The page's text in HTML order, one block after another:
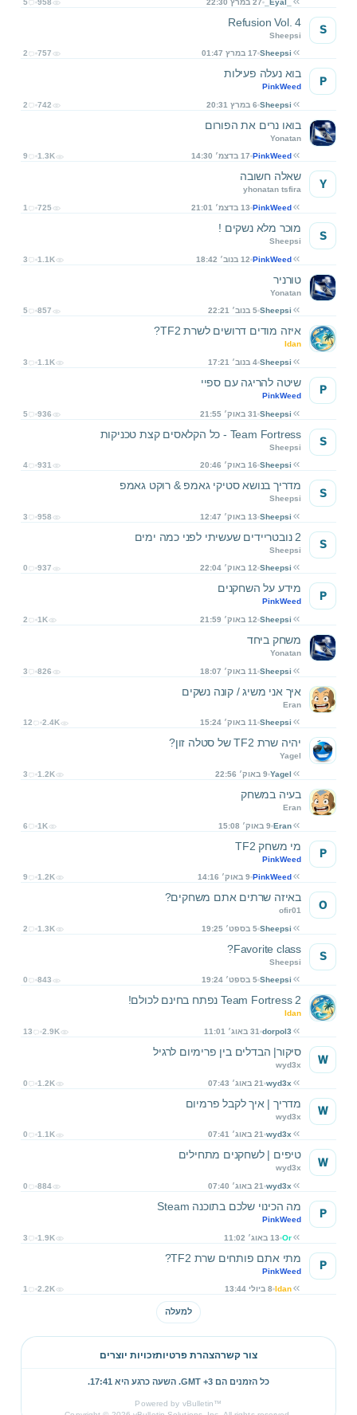
Refusion Vol. 4
Sheepsi
Sheepsi 17 במרץ 01:47 2 757
S
בוא נעלה פעילות
PinkWeed
Sheepsi 6 במרץ 20:31 2 742
P
בואו נרים את הפורום
Yonatan
PinkWeed 17 בדצמ׳ 14:30 9 1.3K
שאלה חשובה
yhonatan tsfira
PinkWeed 13 בדצמ׳ 21:01 1 725
Y
מוכר מלא נשקים !
Sheepsi
PinkWeed 12 בנוב׳ 18:42 3 1.1K
S
טורניר
Yonatan
Sheepsi 5 בנוב׳ 22:21 5 857
איזה מודים דרושים לשרת TF2?
Idan
Sheepsi 4 בנוב׳ 17:21 3 1.1K
שיטה להריגה עם ספיי
PinkWeed
Sheepsi 31 באוק׳ 21:55 5 936
P
Team Fortress - כל הקלאסים קצת טכניקות
Sheepsi
Sheepsi 16 באוק׳ 20:46 4 931
S
מדריך בנושא סטיקי גאמפ & רוקט גאמפ
Sheepsi
Sheepsi 13 באוק׳ 12:47 3 958
S
2 נובטריידים שעשיתי לפני כמה ימים
Sheepsi
Sheepsi 12 באוק׳ 22:04 0 937
S
מידע על השחקנים
PinkWeed
Sheepsi 12 באוק׳ 21:59 2 1K
P
משחק ביחד
Yonatan
Sheepsi 11 באוק׳ 18:07 3 826
איך אני משיג / קונה נשקים
Eran
Sheepsi 11 באוק׳ 15:24 12 2.4K
יהיה שרת TF2 של סטלה זון?
Yagel
Yagel 9 באוק׳ 22:56 3 1.2K
בעיה במשחק
Eran
Eran 9 באוק׳ 15:08 6 1K
מי משחק TF2
PinkWeed
PinkWeed 9 באוק׳ 14:16 9 1.2K
P
באיזה שרתים אתם משחקים?
ofir01
Sheepsi 5 בספט׳ 19:25 2 1.3K
O
Favorite class?
Sheepsi
Sheepsi 5 בספט׳ 19:24 0 843
S
Team Fortress 2 נפתח בחינם לכולם!
Idan
dorpol3 31 באוג׳ 11:01 13 2.9K
סיקור| הבדלים בין פרימיום לרגיל
wyd3x
wyd3x 21 באוג׳ 07:43 0 1.2K
W
מדריך | איך לקבל פרמיום
wyd3x
wyd3x 21 באוג׳ 07:41 0 1.1K
W
טיפים | לשחקנים מתחילים
wyd3x
wyd3x 21 באוג׳ 07:40 0 884
W
מה הכינוי שלכם בתוכנה Steam
PinkWeed
Or 13 באוג׳ 11:02 3 1.9K
P
מתי אתם פותחים שרת TF2?
PinkWeed
Idan 8 ביולי 13:44 1 2.2K
P
למעלה
צור קשרהצהרת פרטיותזכויות יוצרים
כל הזמנים הם GMT +3. השעה כרגע היא 17:41
.
Powered by vBulletin™